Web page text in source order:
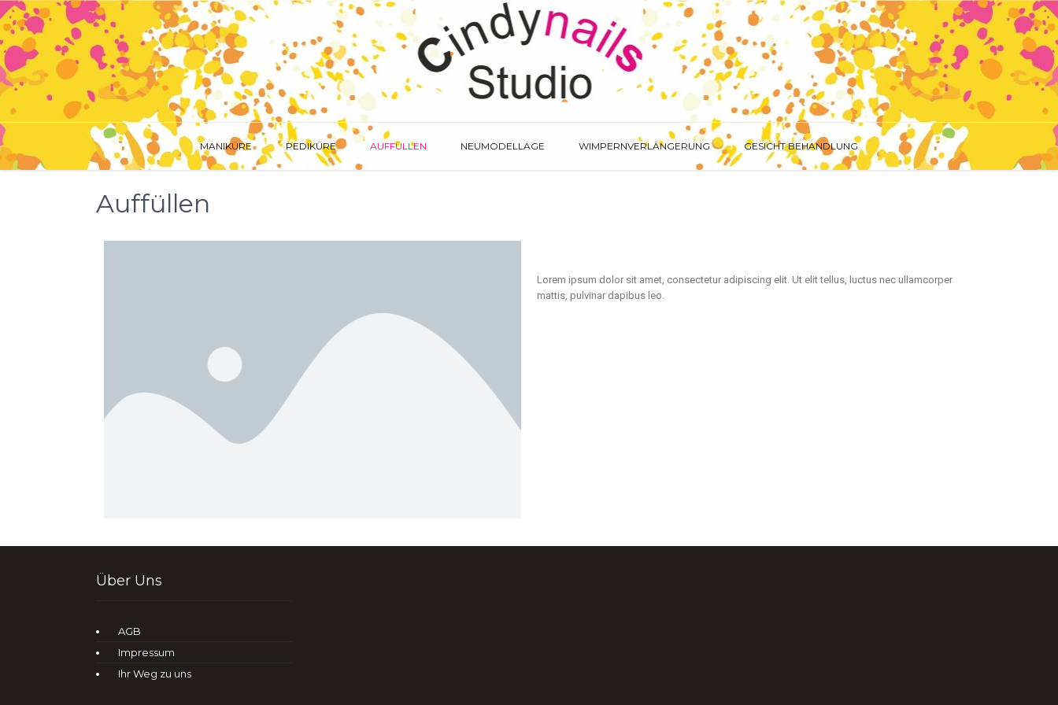
NAGELSTUDIO IN KOELN MITTE
MANIKÜRE PEDIKÜRE AUFFÜLLEN NEUMODELLAGE WIMPERNVERLÄNGERUNG GESICHT BEHANDLUNG
Auffüllen
Lorem ipsum dolor sit amet, consectetur adipiscing elit. Ut elit tellus, luctus nec ullamcorper
mattis, pulvinar dapibus leo.
Über Uns
AGB
Impressum
Ihr Weg zu uns